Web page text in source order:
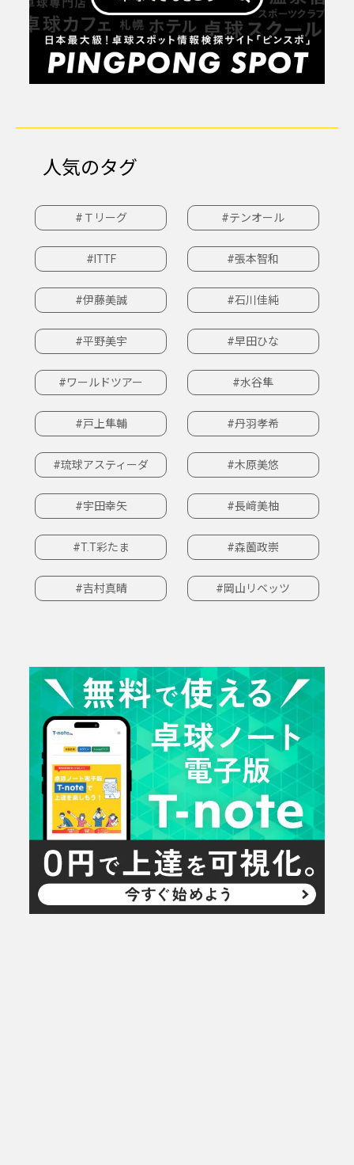
人気のタグ
#Ｔリーグ #テンオール
#ITTF #張本智和
#伊藤美誠 #石川佳純
#平野美宇 #早田ひな
#ワールドツアー #水谷隼
#戸上隼輔 #丹羽孝希
#琉球アスティーダ #木原美悠
#宇田幸矢 #長﨑美柚
#T.T彩たま #森薗政崇
#吉村真晴 #岡山リベッツ